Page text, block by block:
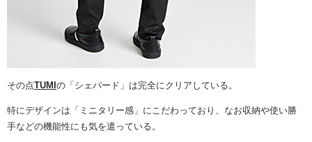
その点TUMI の「シェパード」は完全にクリアしている。
特にデザインは「ミニタリー感」にこだわっており、なお収納や使い勝
手などの機能性にも気を遣っている。